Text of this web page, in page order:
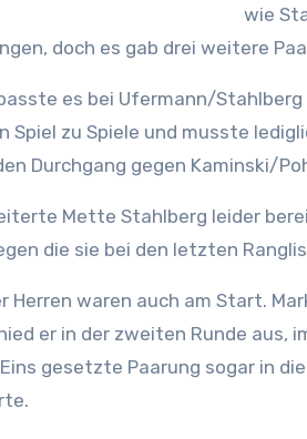
wie
doch es gab drei weitere
es bei Ufermann/
Spiel zu Spiele und musste
Durchgang gegen Kaminski/
Mette Stahlberg leider
die sie bei den letzten
Herren waren auch am Start.
er in der zweiten Runde aus,
gesetzte Paarung sogar in